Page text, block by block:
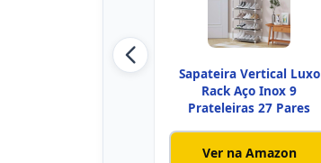
Sapateira Vertical Luxo
Rack Aço Inox 9
Prateleiras 27 Pares
Ver na Amazon